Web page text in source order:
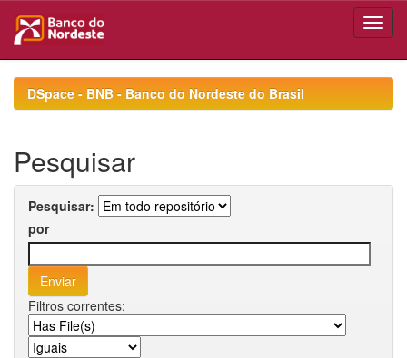
navigationDSpace - BNB - Banco do Nordeste do Brasil
Pesquisar
Pesquisar:
por
Filtros correntes: